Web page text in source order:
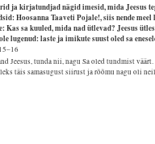
ja kirjatundjad nägid imesid, mida Jeesus
Hoosanna Taaveti Pojale!, siis nende meel
Kas sa kuuled, mida nad ütlevad? Jeesus
lugenud: laste ja imikute suust oled sa
Jeesus, tunda nii, nagu Sa oled tundmist
täis samasugust siirust ja rõõmu nagu oli